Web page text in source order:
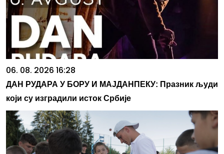
06. 08. 2026 16:28
ДАН РУДАРА У БОРУ И МАЈДАНПЕКУ: Празник људи
који су изградили исток Србије